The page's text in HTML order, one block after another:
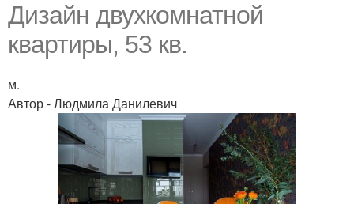
Дизайн двухкомнатной
квартиры, 53 кв.
м.
Автор - Людмила Данилевич